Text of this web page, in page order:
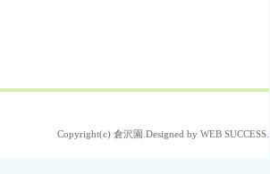
Copyright(c) 倉沢園 .Designed by WEB SUCCESS